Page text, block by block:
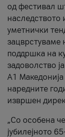
од фестивал
наследството
уметнички
зацврстуваме
поддршка на
задоволство
A1
наредните
извршен
„Со особена
јубилејното